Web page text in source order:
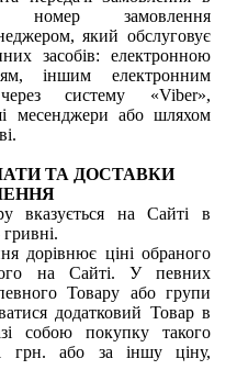
номер замовлення
який обслуговує
засобів: електронною
іншим електронним
систему «Viber»,
месенджери або шляхом
ТА ДОСТАВКИ
вказується на Сайті в
дорівнює ціні обраного
на Сайті. У певних
Товару або групи
додатковий Товар в
собою покупку такого
грн. або за іншу ціну,